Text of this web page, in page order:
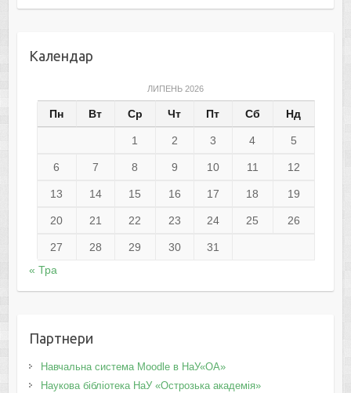
Календар
ЛИПЕНЬ 2026
Пн Вт Ср Чт Пт Сб Нд
1 2 3 4 5
6 7 8 9 10 11 12
13 14 15 16 17 18 19
20 21 22 23 24 25 26
27 28 29 30
31
« Тра
Партнери
Навчальна система Moodle в НаУ«ОА»
Наукова бібліотека НаУ «Острозька академія»